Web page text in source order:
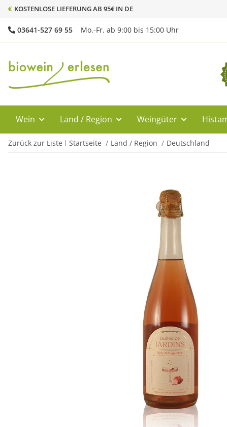
€ KOSTENLOSE LIEFERUNG AB 95€ IN DE
03641-527 69 55 Mo.-Fr. ab 9:00 bis 15:00 Uhr
Wein Land / Region Weingüter
Zurück zur Liste Startseite Land / Region Deutschland